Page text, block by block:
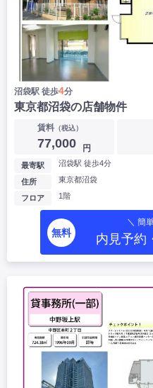
沼袋駅 徒歩4分
東京都沼袋の店舗物件
賃料 （税込）
77,000 円
最寄駅 沼袋駅 徒歩4分
住所 東京都沼袋
フロア 1階
無料
＼ 簡
内見予約